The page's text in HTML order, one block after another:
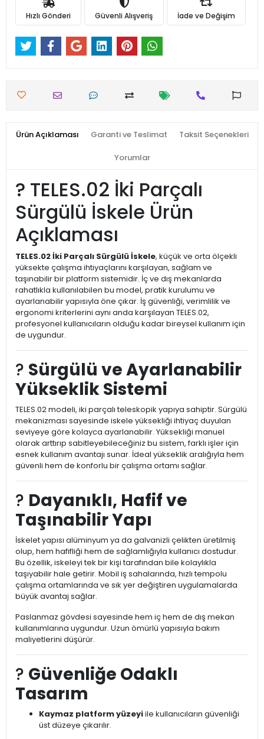
Hızlı Gönderi Güvenli Alışveriş İade ve Değişim
Ürün Açıklaması Garanti ve Teslimat Taksit Seçenekleri
Yorumlar
?️ TELES.02 İki Parçalı
Sürgülü İskele Ürün
Açıklaması
TELES.02 İki Parçalı Sürgülü İskele, küçük ve orta ölçekli
yüksekte çalışma ihtiyaçlarını karşılayan, sağlam ve
taşınabilir bir platform sistemidir. İç ve dış mekanlarda
rahatlıkla kullanılabilen bu model, pratik kurulumu ve
ayarlanabilir yapısıyla öne çıkar. İş güvenliği, verimlilik ve
ergonomi kriterlerini aynı anda karşılayan TELES.02,
profesyonel kullanıcıların olduğu kadar bireysel kullanım için
de uygundur.
? Sürgülü ve Ayarlanabilir
Yükseklik Sistemi
TELES.02 modeli, iki parçalı teleskopik yapıya sahiptir. Sürgülü
mekanizması sayesinde iskele yüksekliği ihtiyaç duyulan
seviyeye göre kolayca ayarlanabilir. Yüksekliği manuel
olarak arttırıp sabitleyebileceğiniz bu sistem, farklı işler için
esnek kullanım avantajı sunar. İdeal yükseklik aralığıyla hem
güvenli hem de konforlu bir çalışma ortamı sağlar.
? Dayanıklı, Hafif ve
Taşınabilir Yapı
İskelet yapısı alüminyum ya da galvanizli çelikten üretilmiş
olup, hem hafifliği hem de sağlamlığıyla kullanıcı dostudur.
Bu özellik, iskeleyi tek bir kişi tarafından bile kolaylıkla
taşıyabilir hale getirir. Mobil iş sahalarında, hızlı tempolu
çalışma ortamlarında ve sık yer değiştiren uygulamalarda
büyük avantaj sağlar.
Paslanmaz gövdesi sayesinde hem iç hem de dış mekan
kullanımlarına uygundur. Uzun ömürlü yapısıyla bakım
maliyetlerini düşürür.
? Güvenliğe Odaklı
Tasarım
Kaymaz platform yüzeyiile kullanıcıların güvenliği
üst düzeye çıkarılır.